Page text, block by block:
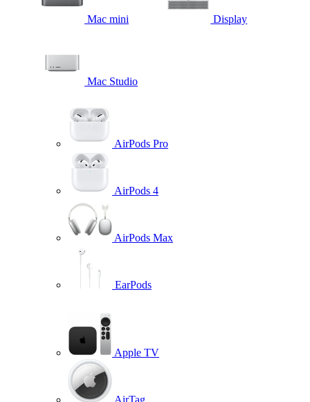
Mac mini Display
Mac Studio
AirPods Pro
AirPods 4
AirPods Max
EarPods
Apple TV